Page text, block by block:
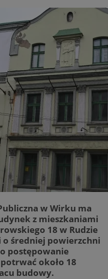
w Wirku ma
z mieszkaniami
18 w Rudzie
o średniej powierzchni
postępowanie
około 18
budowy.